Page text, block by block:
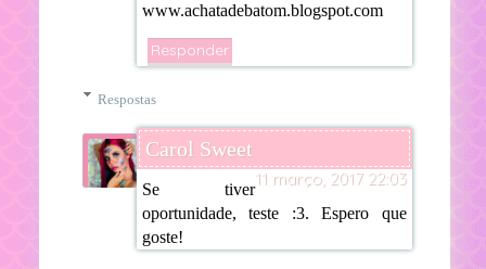
www.achatadebatom.blogspot.com
Responder
Respostas
Carol Sweet
11 março, 2017 22:03
Se tiver
oportunidade, teste :3. Espero que
goste!